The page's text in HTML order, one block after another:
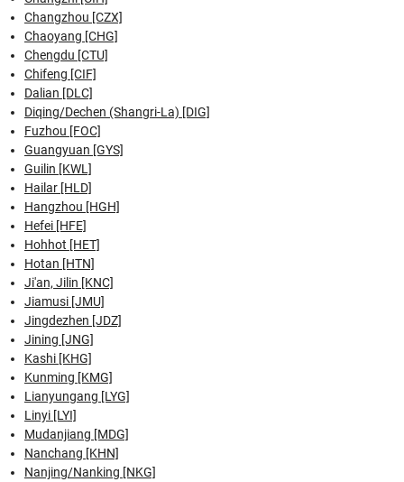
Changzhou [CZX]
Chaoyang [CHG]
Chengdu [CTU]
Chifeng [CIF]
Dalian [DLC]
Diqing/Dechen (Shangri-La) [DIG]
Fuzhou [FOC]
Guangyuan [GYS]
Guilin [KWL]
Hailar [HLD]
Hangzhou [HGH]
Hefei [HFE]
Hohhot [HET]
Hotan [HTN]
Ji'an, Jilin [KNC]
Jiamusi [JMU]
Jingdezhen [JDZ]
Jining [JNG]
Kashi [KHG]
Kunming [KMG]
Lianyungang [LYG]
Linyi [LYI]
Mudanjiang [MDG]
Nanchang [KHN]
Nanjing/Nanking [NKG]